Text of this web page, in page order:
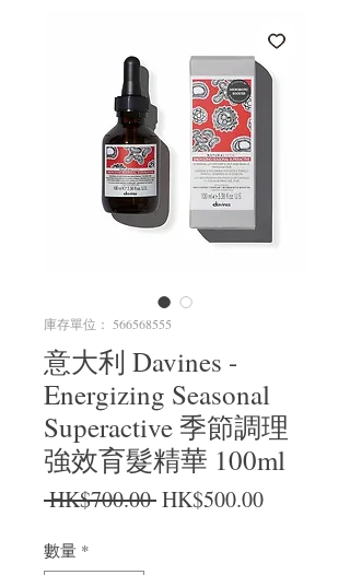
庫存單位： 566568555
意大利 Davines -
Energizing Seasonal
Superactive 季節調理
強效育髮精華 100ml
HK$700.00 一般價格
HK$500.00促銷價格
數量 *